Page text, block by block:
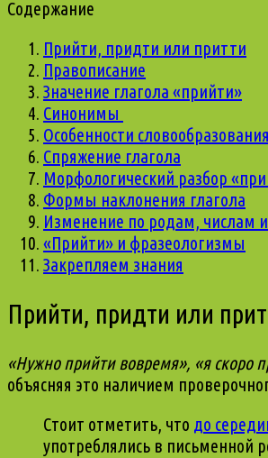
Содержание
Прийти, придти или притти
Правописание
Значение глагола «прийти»
Синонимы
Особенности
Спряжение глагола
Морфологический разбор
Формы наклонения глагола
Изменение по родам, числам
«Прийти» и фразеологизмы
Закрепляем знания
Прийти, придти или
«Нужно прийти вовремя», «я скоро
объясняя это наличием
Стоит отметить, что до
употреблялись в письменной